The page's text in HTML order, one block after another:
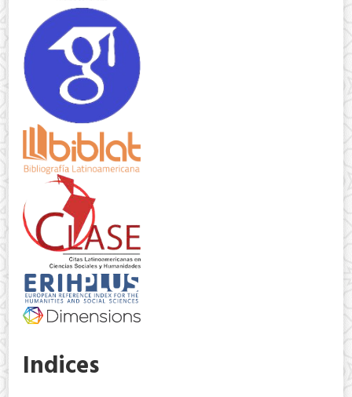
Indices